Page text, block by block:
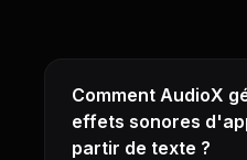
Comment AudioX
effets sonores
partir de texte ?